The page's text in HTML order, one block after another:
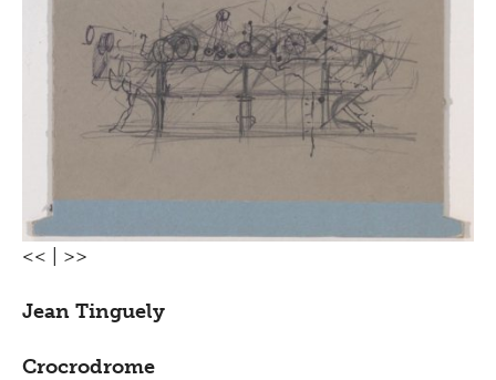
<< | >>
Jean Tinguely
Crocrodrome